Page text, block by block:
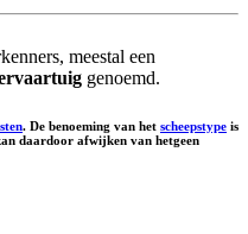
meestal een
genoemd.
. De benoeming van het scheepstype is
daardoor afwijken van hetgeen